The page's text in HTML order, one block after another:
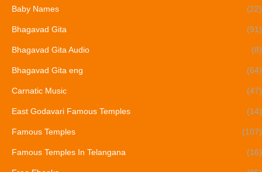
Baby Names (22)
Bhagavad Gita (91)
Bhagavad Gita Audio (8)
Bhagavad Gita eng (64)
Carnatic Music (47)
East Godavari Famous Temples (14)
Famous Temples (107)
Famous Temples In Telangana (16)